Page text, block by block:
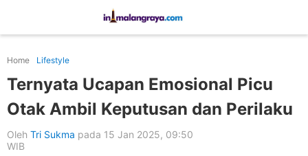
Home Lifestyle
Ternyata Ucapan Emosional Picu
Otak Ambil Keputusan dan Perilaku
Oleh Tri Sukma pada 15 Jan 2025, 09:50
WIB